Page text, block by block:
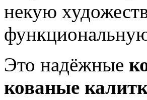
некую
Это надёжные
кованые